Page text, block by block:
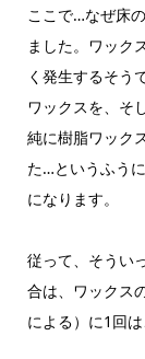
ここで…なぜ床
ました。ワック
く発生するそう
ワックスを、そ
純に樹脂ワック
た…というふう
になります。
従って、そうい
合は、ワックス
による）に1回